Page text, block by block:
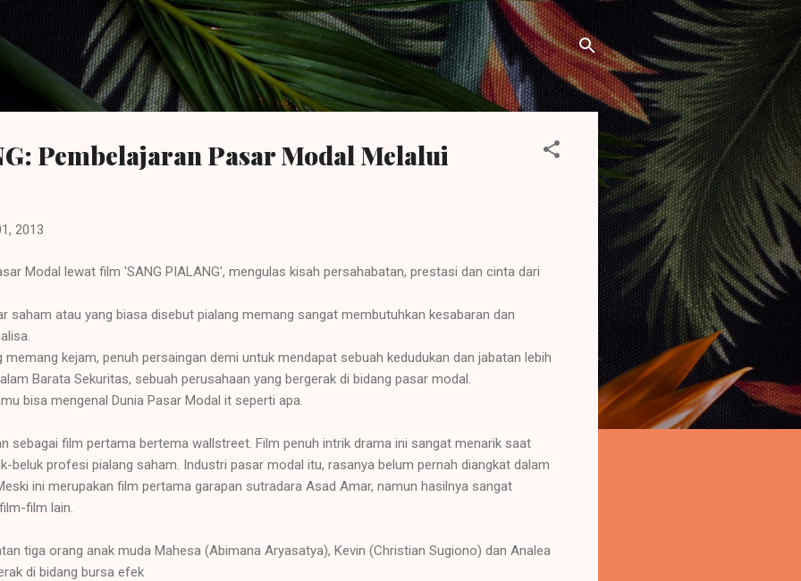
Langsung ke konten utama
Pembelajaran Pasar Modal Melalui
2013
Modal lewat film 'SANG PIALANG', mengulas kisah persahabatan, prestasi dan cinta dari
saham atau yang biasa disebut pialang memang sangat membutuhkan kesabaran dan
memang kejam, penuh persaingan demi untuk mendapat sebuah kedudukan dan jabatan lebih
Barata Sekuritas, sebuah perusahaan yang bergerak di bidang pasar modal.
bisa mengenal Dunia Pasar Modal it seperti apa.
sebagai film pertama bertema wallstreet. Film penuh intrik drama ini sangat menarik saat
beluk profesi pialang saham. Industri pasar modal itu, rasanya belum pernah diangkat dalam
ini merupakan film pertama garapan sutradara Asad Amar, namun hasilnya sangat
film lain.
tiga orang anak muda Mahesa (Abimana Aryasatya), Kevin (Christian Sugiono) dan Analea
di bidang bursa efek